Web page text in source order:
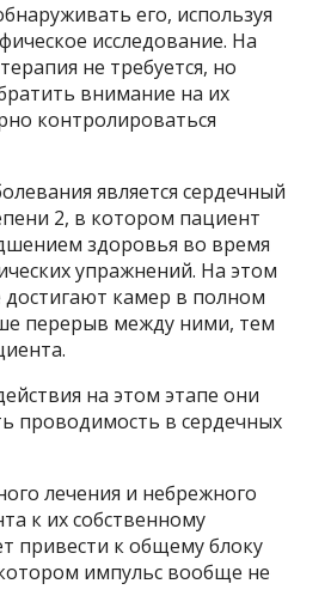
его, используя
исследование. На
не требуется, но
внимание на их
контролироваться
является сердечный
2, в котором пациент
здоровья во время
упражнений. На этом
достигают камер в полном
перерыв между ними, тем
на этом этапе они
проводимость в сердечных
лечения и небрежного
к их собственному
привести к общему блоку
импульс вообще не